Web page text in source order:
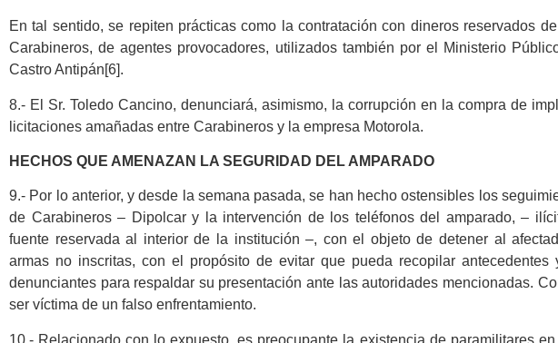
En tal sentido, se repiten prácticas como la contratación con dineros reservados
Carabineros, de agentes provocadores, utilizados también por el Ministerio
Castro Antipán[6].
8.- El Sr. Toledo Cancino, denunciará, asimismo, la corrupción en la compra de
licitaciones amañadas entre Carabineros y la empresa Motorola.
HECHOS QUE AMENAZAN LA SEGURIDAD DEL AMPARADO
9.- Por lo anterior, y desde la semana pasada, se han hecho ostensibles los
de Carabineros – Dipolcar y la intervención de los teléfonos del amparado, –
fuente reservada al interior de la institución –, con el objeto de detener al
armas no inscritas, con el propósito de evitar que pueda recopilar antecedentes
denunciantes para respaldar su presentación ante las autoridades mencionadas.
ser víctima de un falso enfrentamiento.
10.- Relacionado con lo expuesto, es preocupante la existencia de paramilitares